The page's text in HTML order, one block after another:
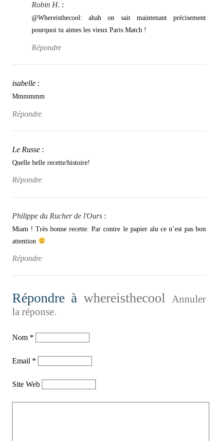
Robin H. :
@Whereisthecool: ahah on sait maintenant précisement
pourquoi tu aimes les vieux Paris Match !
Répondre
isabelle :
Mmmmmm
Répondre
Le Russe :
Quelle belle recette/histoire!
Répondre
Philippe du Rucher de l'Ours :
Miam ! Très bonne recette. Par contre le papier alu ce n’est pas bon
attention
Répondre
Répondre à whereisthecool Annuler
la réponse.
Nom *
Email *
Site Web